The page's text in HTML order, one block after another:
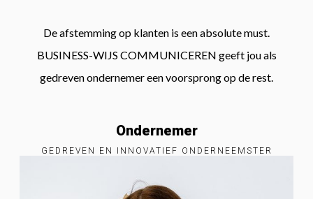
De afstemming op klanten is een absolute must.
BUSINESS-WIJS COMMUNICEREN geeft jou als
gedreven ondernemer een voorsprong op de rest.
Ondernemer
GEDREVEN EN INNOVATIEF ONDERNEEMSTER